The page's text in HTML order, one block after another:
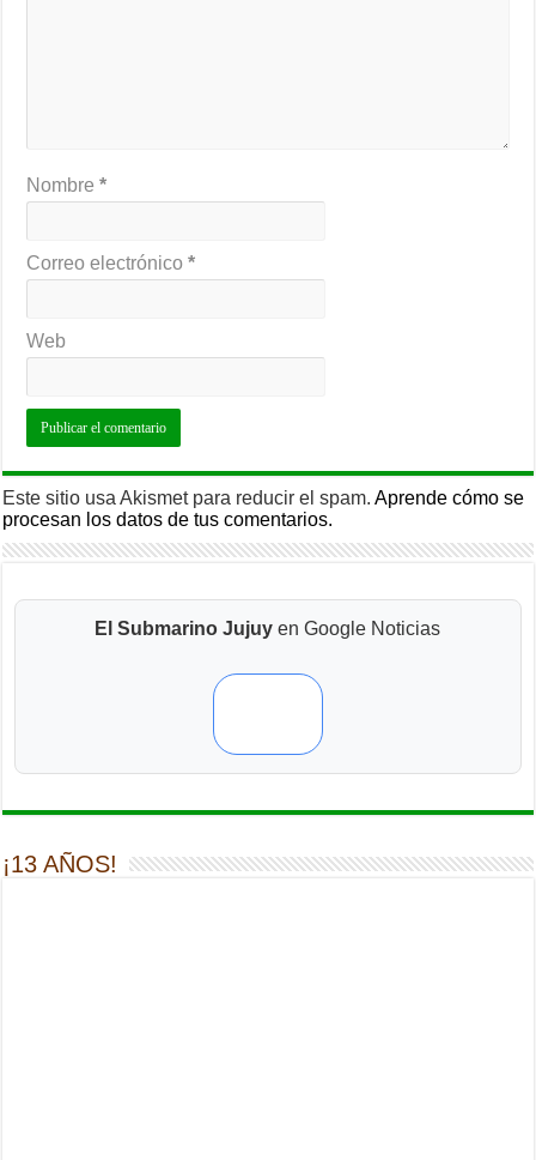
Nombre*
Correo electrónico*
Web
Este sitio usa Akismet para reducir el spam.Aprende cómo se
procesan los datos de tus comentarios.
El Submarino Jujuy en Google Noticias
¡13 AÑOS!